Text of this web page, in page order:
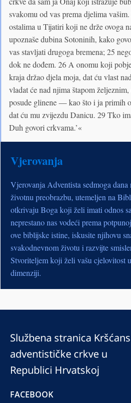
svakomu od vas prema djelima
ostalima u Tijatiri koji ne drže ovoga
upoznaše dubina Sotoninih, kako
vas stavljati drugoga bremena; 25
dok ne dođem. 26 A onomu koji
kraja držao djela moja, dat ću vlast
vladat će nad njima štapom
posude glinene — kao što i ja primih
dat ću mu zvijezdu Danicu. 29 Tko
Duh govori crkvama.’«
Vjerovanja
Vjerovanja Adventista sedmoga dana
životnu preobrazbu, utemeljen na
otkrivaju Boga koji želi imati odnos
neprestano nas vodeći prema
ove biblijske istine, iskusite njihovu
svakodnevnom životu i razvijte
Stvoriteljem koji želi vašu cjelovitost
dimenziji.
Službena stranica
adventističke crkve u
Republici Hrvatskoj
FACEBOOK